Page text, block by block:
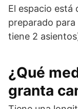
El espacio está
preparado
tiene 2
¿Qué
granta